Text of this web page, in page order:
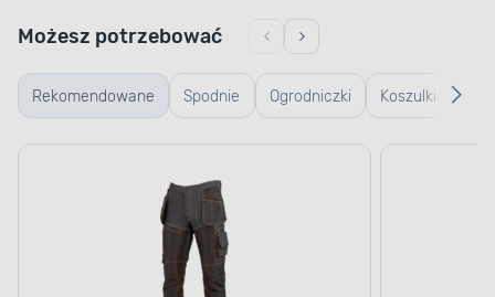
Rekomendowane Spodnie
robocze
Ogrodniczki Koszulki
robocze
Możesz potrzebować